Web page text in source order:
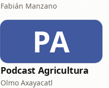
Fabián Manzano
PA
Podcast Agricultura
Olmo Axayacatl